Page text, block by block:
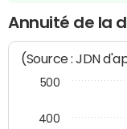
Annuité de la
(Source : JDN
400
500